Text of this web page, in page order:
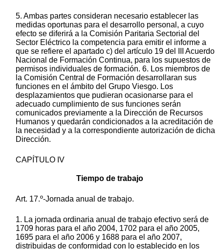
5. Ambas partes consideran necesario establecer las
medidas oportunas para el desarrollo personal, a cuyo
efecto se diferirá a la Comisión Paritaria Sectorial del
Sector Eléctrico la competencia para emitir el informe a
que se refiere el apartado c) del artículo 19 del III Acuerdo
Nacional de Formación Continua, para los supuestos de
permisos individuales de formación. 6. Los miembros de
la Comisión Central de Formación desarrollaran sus
funciones en el ámbito del Grupo Viesgo. Los
desplazamientos que pudieran ocasionarse para el
adecuado cumplimiento de sus funciones serán
comunicados previamente a la Dirección de Recursos
Humanos y quedarán condicionados a la acreditación de
la necesidad y a la correspondiente autorización de dicha
Dirección.
CAPÍTULO IV
Tiempo de trabajo
Art. 17.º-Jornada anual de trabajo.
1. La jornada ordinaria anual de trabajo efectivo será de
1709 horas para el año 2004, 1702 para el año 2005,
1695 para el año 2006 y 1688 para el año 2007,
distribuidas de conformidad con lo establecido en los